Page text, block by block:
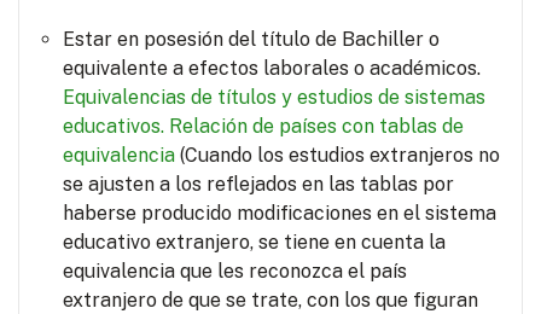
Estar en posesión del título de Bachiller o
equivalente a efectos laborales o académicos.
Equivalencias de títulos y estudios de sistemas
educativos. Relación de países con tablas de
equivalencia (Cuando los estudios extranjeros no
se ajusten a los reflejados en las tablas por
haberse producido modificaciones en el sistema
educativo extranjero, se tiene en cuenta la
equivalencia que les reconozca el país
extranjero de que se trate, con los que figuran